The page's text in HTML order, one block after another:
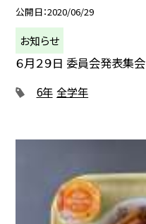
公開日 2020/06/29
お知らせ
６月２９日 委員会発表集会
6年 全学年